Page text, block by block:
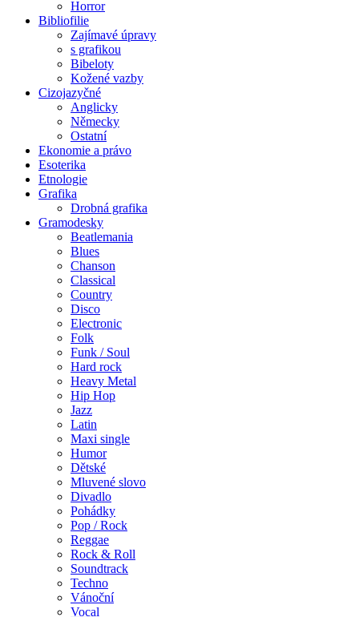
Horror
Bibliofilie
Zajímavé úpravy
s grafikou
Bibeloty
Kožené vazby
Cizojazyčné
Anglicky
Německy
Ostatní
Ekonomie a právo
Esoterika
Etnologie
Grafika
Drobná grafika
Gramodesky
Beatlemania
Blues
Chanson
Classical
Country
Disco
Electronic
Folk
Funk / Soul
Hard rock
Heavy Metal
Hip Hop
Jazz
Latin
Maxi single
Humor
Dětské
Mluvené slovo
Divadlo
Pohádky
Pop / Rock
Reggae
Rock & Roll
Soundtrack
Techno
Vánoční
Vocal